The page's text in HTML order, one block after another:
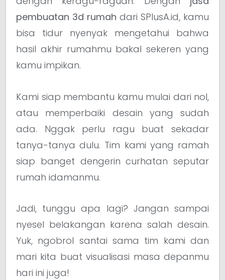
pembuatan 3d rumah dari SPlusA.id, kamu
bisa tidur nyenyak mengetahui bahwa
hasil akhir rumahmu bakal sekeren yang
kamu impikan.
Kami siap membantu kamu mulai dari nol,
atau memperbaiki desain yang sudah
ada. Nggak perlu ragu buat sekadar
tanya-tanya dulu. Tim kami yang ramah
siap banget dengerin curhatan seputar
rumah idamanmu.
Jadi, tunggu apa lagi? Jangan sampai
nyesel belakangan karena salah desain.
Yuk, ngobrol santai sama tim kami dan
mari kita buat visualisasi masa depanmu
hari ini juga!